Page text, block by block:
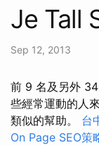
Je Tall
Sep 12, 2013
前 9 名及另外
些經常運動的人
類似的幫助。 台
On Page SEO策